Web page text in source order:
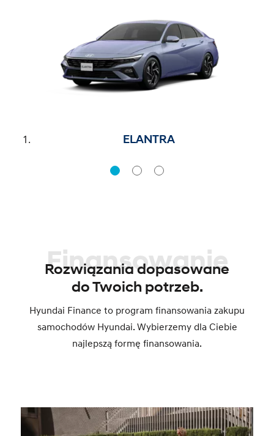
ELANTRA
Finansowanie
Rozwiązania dopasowane
do Twoich potrzeb.
Hyundai Finance to program finansowania zakupu
samochodów Hyundai. Wybierzemy dla Ciebie
najlepszą formę finansowania.